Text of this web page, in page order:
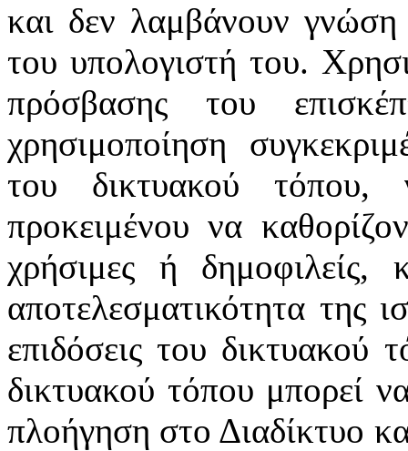
και δεν λαμβάνουν γνώση
του υπολογιστή του.
πρόσβασης του
χρησιμοποίηση
του δικτυακού τόπου,
προκειμένου να
χρήσιμες ή
αποτελεσματικότητα της
επιδόσεις του δικτυακού
δικτυακού τόπου μπορεί
πλοήγηση στο Διαδίκτυο